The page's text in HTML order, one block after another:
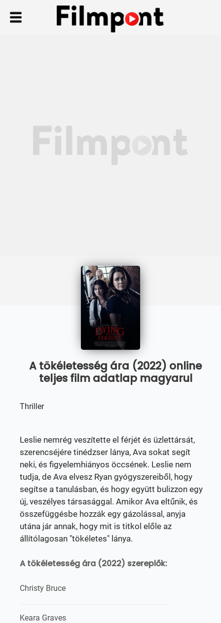
A tökéletesség ára (2022) online
teljes film adatlap magyarul
Thriller
Leslie nemrég veszítette el férjét és üzlettársát,
szerencséjére tinédzser lánya, Ava sokat segít
neki, és figyelemhiányos öccsének. Leslie nem
tudja, de Ava elvesz Ryan gyógyszereiből, hogy
segítse a tanulásban, és hogy együtt bulizzon egy
új, veszélyes társasággal. Amikor Ava eltűnik, és
összefüggésbe hozzák egy gázolással, anyja
utána jár annak, hogy mit is titkol előle az
állítólagosan "tökéletes" lánya.
A tökéletesség ára (2022) szereplők:
Christy Bruce
Keara Graves